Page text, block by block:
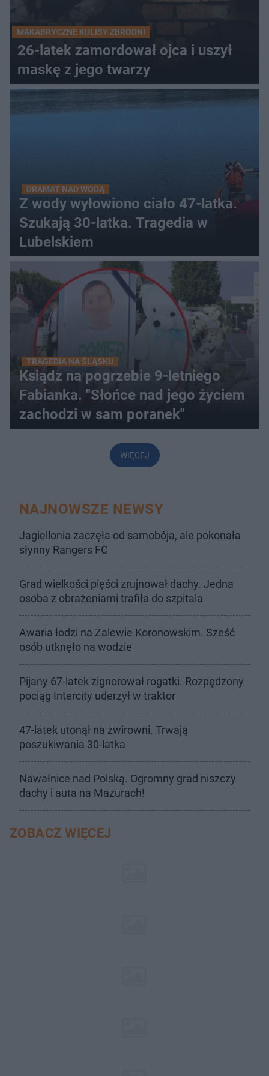
MAKABRYCZNE KULISY ZBRODNI
26-latek zamordował ojca i uszył
maskę z jego twarzy
DRAMAT NAD WODĄ
Z wody wyłowiono ciało 47-latka.
Szukają 30-latka. Tragedia w
Lubelskiem
TRAGEDIA NA ŚLĄSKU
Ksiądz na pogrzebie 9-letniego
Fabianka. "Słońce nad jego życiem
zachodzi w sam poranek"
WIĘCEJ
NAJNOWSZE NEWSY
Jagiellonia zaczęła od samobója, ale pokonała
słynny Rangers FC
Grad wielkości pięści zrujnował dachy. Jedna
osoba z obrażeniami trafiła do szpitala
Awaria łodzi na Zalewie Koronowskim. Sześć
osób utknęło na wodzie
Pijany 67-latek zignorował rogatki. Rozpędzony
pociąg Intercity uderzył w traktor
47-latek utonął na żwirowni. Trwają
poszukiwania 30-latka
Nawałnice nad Polską. Ogromny grad niszczy
dachy i auta na Mazurach!
ZOBACZ WIĘCEJ